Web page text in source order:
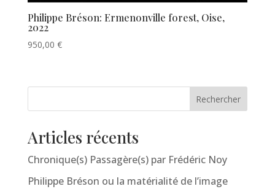
Philippe Bréson: Ermenonville forest, Oise,
2022
950,00 €
Rechercher
Articles récents
Chronique(s) Passagère(s) par Frédéric Noy
Philippe Bréson ou la matérialité de l’image